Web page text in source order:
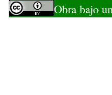
Obra bajo